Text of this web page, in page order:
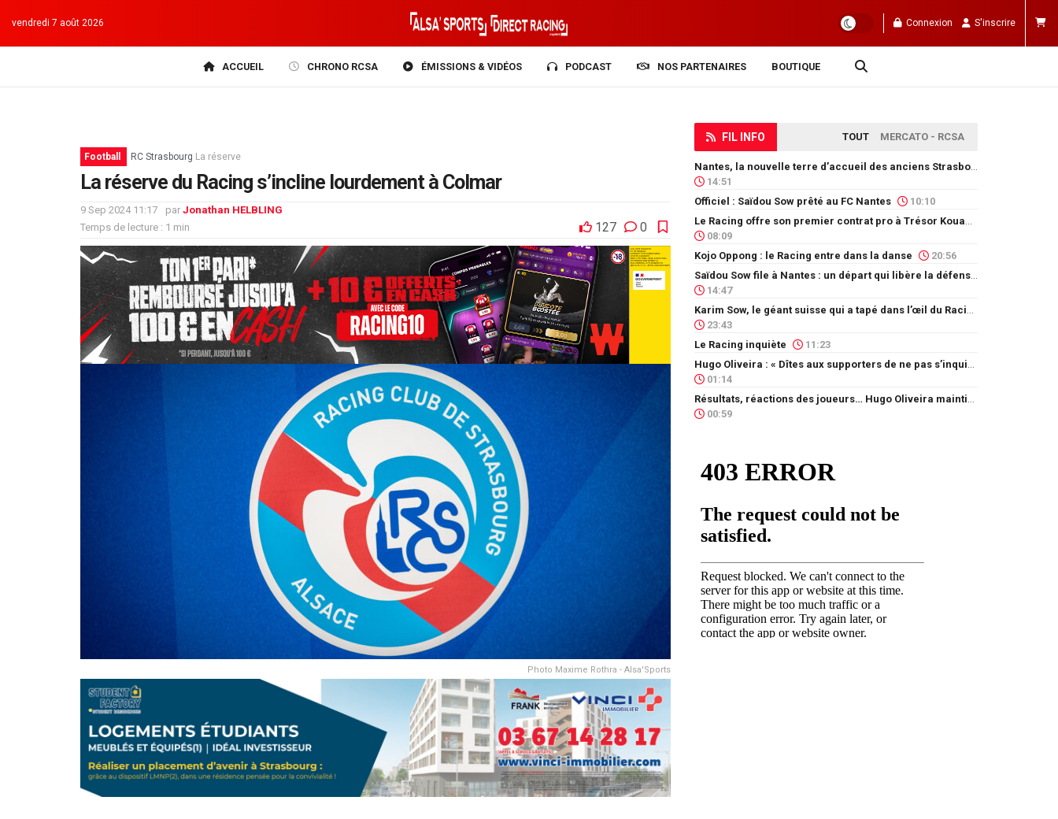
vendredi 7 août 2026 Connexion S'inscrire
ACCUEIL CHRONO RCSA ÉMISSIONS & VIDÉOS PODCAST NOS PARTENAIRES BOUTIQUE
Football RC Strasbourg La réserve
La réserve du Racing s’incline lourdement à Colmar
9 Sep 2024 11:17 par Jonathan HELBLING
Temps de lecture : 1 min
127 0
Photo Maxime Rothra - Alsa'Sports
FIL INFO TOUT MERCATO - RCSA
14:51
Officiel : Saïdou Sow prêté au FC Nantes
10:10
08:09
Kojo Oppong : le Racing entre dans la danse
20:56
14:47
23:43
Le Racing inquiète
11:23
01:14
00:59